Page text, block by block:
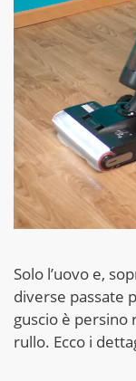
Solo l’uovo e,
diverse passate
guscio è
rullo. Ecco i